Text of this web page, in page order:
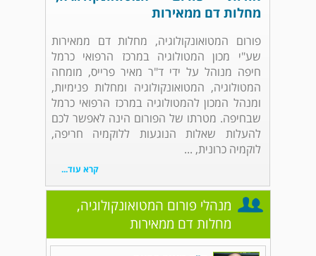
מחלות דם ממאירות
פורום המטואונקולוגיה, מחלות דם ממאירות
שע"י מכון המטולוגיה במרכז הרפואי כרמל
חיפה מנוהל על ידי ד"ר מאיר פרייס, מומחה
המטולוגיה, המטואונקולוגיה ומחלות פנימיות,
ומנהל המכון להמטולוגיה במרכז הרפואי כרמל
שבחיפה. מטרתו של הפורום הינה לאפשר לכם
להעלות שאלות הנוגעות ללוקמיה חריפה,
לוקמיה כרונית, ...
קרא עוד...
מנהלי פורום המטואונקולוגיה,
מחלות דם ממאירות